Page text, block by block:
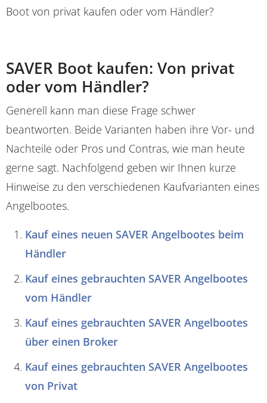
Boot von privat kaufen oder vom Händler?
SAVER Boot kaufen: Von privat
oder vom Händler?
Generell kann man diese Frage schwer
beantworten. Beide Varianten haben ihre Vor- und
Nachteile oder Pros und Contras, wie man heute
gerne sagt. Nachfolgend geben wir Ihnen kurze
Hinweise zu den verschiedenen Kaufvarianten eines
Angelbootes.
Kauf eines neuen SAVER Angelbootes beim
Händler
Kauf eines gebrauchten SAVER Angelbootes
vom Händler
Kauf eines gebrauchten SAVER Angelbootes
über einen Broker
Kauf eines gebrauchten SAVER Angelbootes
von Privat